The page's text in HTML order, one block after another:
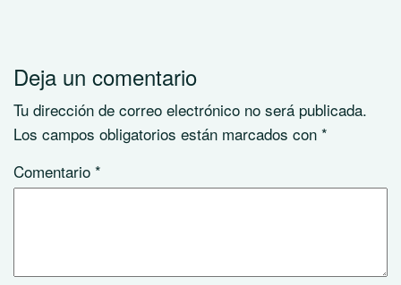
Deja un comentario
Tu dirección de correo electrónico no será publicada.
Los campos obligatorios están marcados con *
Comentario *